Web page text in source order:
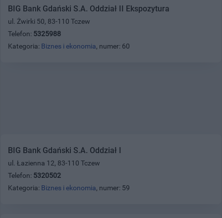
BIG Bank Gdański S.A. Oddział II Ekspozytura
ul. Żwirki 50, 83-110 Tczew
Telefon: 5325988
Kategoria: Biznes i ekonomia, numer: 60
BIG Bank Gdański S.A. Oddział I
ul. Łazienna 12, 83-110 Tczew
Telefon: 5320502
Kategoria: Biznes i ekonomia, numer: 59